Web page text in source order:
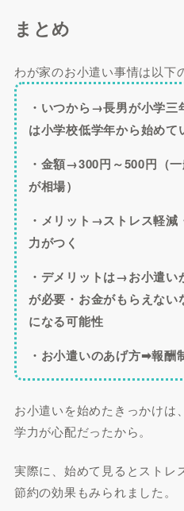
まとめ
わが家のお小遣い事情は以下
・いつから→長男が小学三
は小学校低学年から始めて
・金額→300円～500円（
が相場）
・メリット→ストレス軽減
力がつく
・デメリットは→お小遣い
が必要・お金がもらえな
になる可能性
・お小遣いのあげ方➡報酬
お小遣いを始めたきっかけは
学力が心配だったから。
実際に、始めて見るとストレ
節約の効果もみられました。